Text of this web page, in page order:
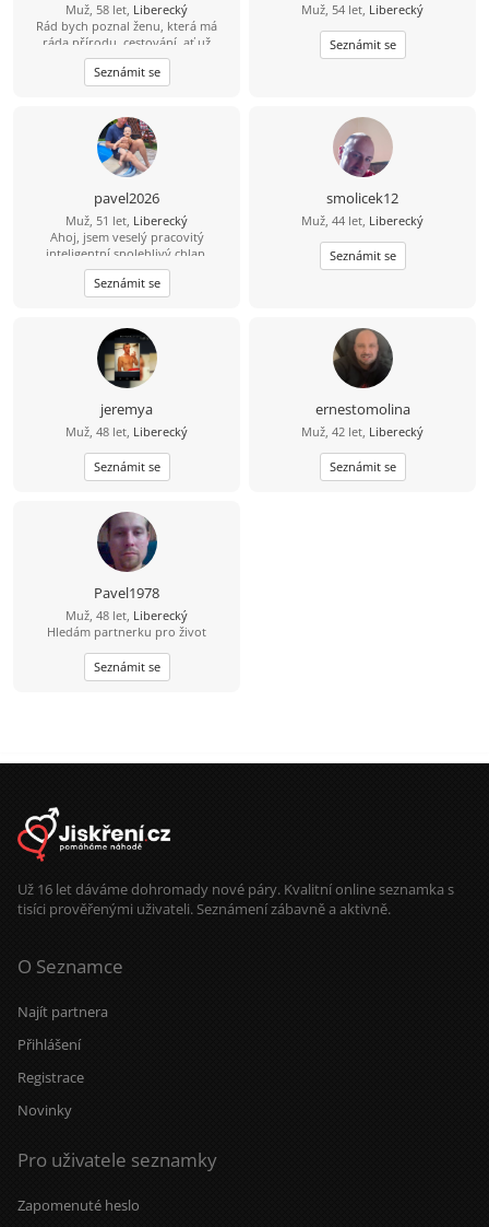
Muž, 58 let, Liberecký
Rád bych poznal ženu, která má
ráda přírodu, cestování, ať už
obytným autem, na motorce, na
kole a nebo výlet pěšky. Ráda zajde
do kina. Nebo na dovolenou k moři.
Seznámit se
Muž, 54 let, Liberecký
Seznámit se
pavel2026
Muž, 51 let, Liberecký
Ahoj, jsem veselý pracovitý
inteligentní spolehlivý chlap.
Seznámit se
smolicek12
Muž, 44 let, Liberecký
Seznámit se
jeremya
Muž, 48 let, Liberecký
Seznámit se
ernestomolina
Muž, 42 let, Liberecký
Seznámit se
Pavel1978
Muž, 48 let, Liberecký
Hledám partnerku pro život
Seznámit se
Už 16 let dáváme dohromady nové páry. Kvalitní online seznamka s
tisíci prověřenými uživateli. Seznámení zábavně a aktivně.
O Seznamce
Najít partnera
Přihlášení
Registrace
Novinky
Pro uživatele seznamky
Zapomenuté heslo